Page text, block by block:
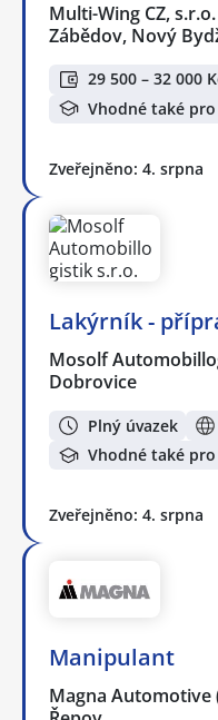
Multi-Wing CZ, s.r.o.
Zábědov, Nový
29 500 – 32 000
Vhodné také
Zveřejněno: 4. srpna
Lakýrník -
Mosolf
Dobrovice
Plný úvazek
Vhodné také
Zveřejněno: 4. srpna
Manipulant
Magna Automotive